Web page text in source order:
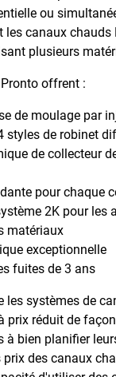
ou
canaux chauds
plusieurs
offrent :
de moulage par
styles de robinet
de collecteur
pour chaque
2K pour les
matériaux
exceptionnelle
fuites de 3 ans
les systèmes de
prix réduit de
à bien planifier
des canaux